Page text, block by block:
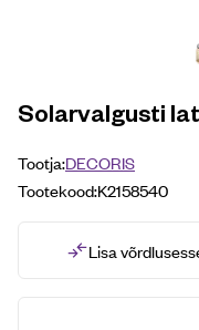
Solarvalgusti
Tootja:DECORIS
Tootekood:K2158540
Lisa